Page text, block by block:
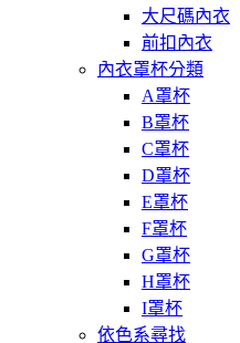
大尺碼內衣
前扣內衣
內衣罩杯分類
A罩杯
B罩杯
C罩杯
D罩杯
E罩杯
F罩杯
G罩杯
H罩杯
I罩杯
依色系尋找